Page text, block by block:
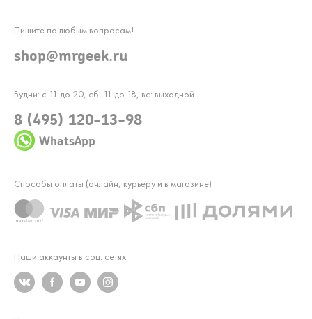
Будни: с 11 до 20, сб: 11 до 18, вс: выходной
8 (495) 120-13-98
WhatsApp
Пишите по любым вопросам!
shop@mrgeek.ru
Наши аккаунты в соц. сетях
Способы оплаты (онлайн, курьеру и в магазине)